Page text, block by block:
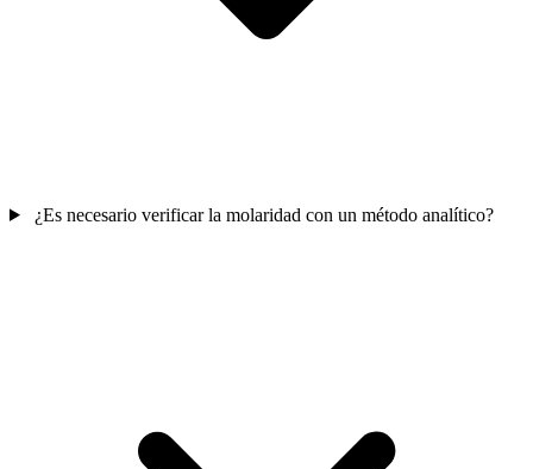
¿Es necesario verificar la molaridad con un método analítico?